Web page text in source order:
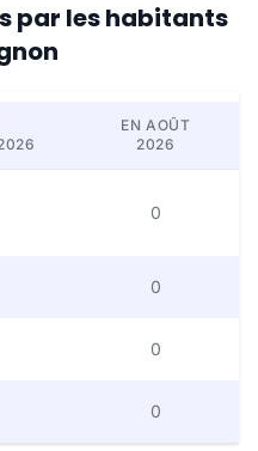
par les habitants
EN AOÛT
2026
0
0
0
0